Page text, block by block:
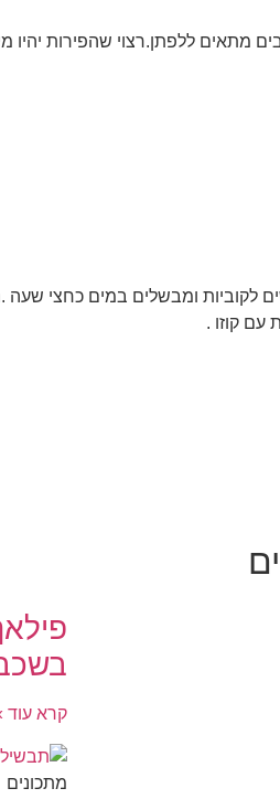
מתאים ללפתן.רצוי שהפירות יהיו
לקוביות ומבשלים במים כחצי שעה
קרא עוד
מתכונים